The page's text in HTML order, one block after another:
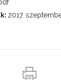
2017.